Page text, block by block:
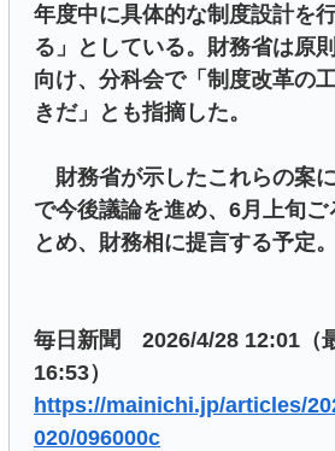
年度中に具体的な制度設計を
る」としている。財務省は原
向け、分科会で「制度改革の
きだ」とも指摘した。
財務省が示したこれらの案
で今後議論を進め、6月上旬ご
とめ、財務相に提言する予定
毎日新聞 2026/4/28 12:01（
16:53）
https://mainichi.jp/articles/
020/096000c